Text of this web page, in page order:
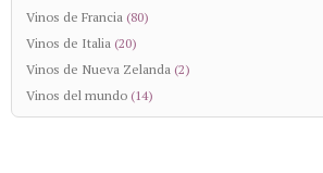
Vinos de Francia (80)
Vinos de Italia (20)
Vinos de Nueva Zelanda (2)
Vinos del mundo (14)